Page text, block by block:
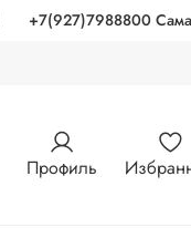
+7(927)7988800
Профиль